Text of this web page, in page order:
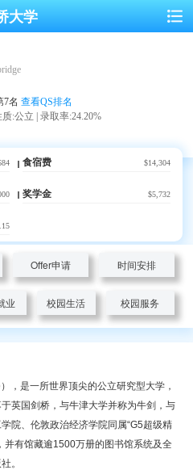
大学
7名 查看QS排名
:公立 | 录取率:24.20%
食宿费 $14,304
奖学金 $5,732
Offer申请 时间安排
业 校园生活 校园服务
，是一所世界顶尖的公立研究型大学，
英国剑桥，与牛津大学并称为牛剑，与
院、伦敦政治经济学院同属“G5超级精
并有馆藏逾1500万册的图书馆系统及全
。